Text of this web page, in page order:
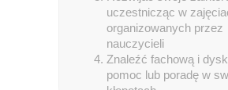
uczestnicząc w
organizowanych przez
nauczycieli
Znaleźć fachową i
pomoc lub poradę w